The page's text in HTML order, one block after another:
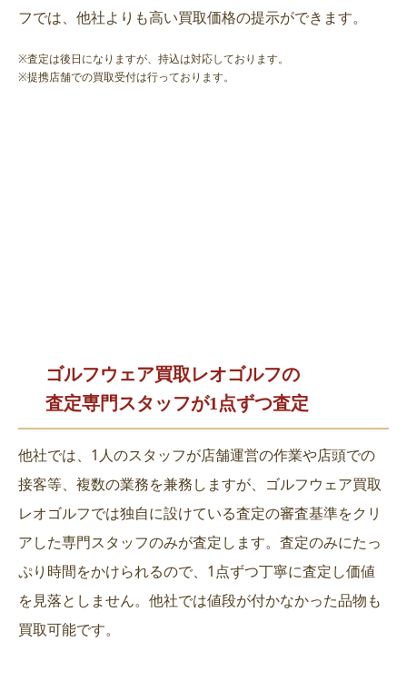
フでは、他社よりも高い買取価格の提示ができます。
※査定は後日になりますが、持込は対応しております。
※提携店舗での買取受付は行っております。
ゴルフウェア買取レオゴルフの
査定専門スタッフが1点ずつ査定
他社では、1人のスタッフが店舗運営の作業や店頭での
接客等、複数の業務を兼務しますが、ゴルフウェア買取
レオゴルフでは独自に設けている査定の審査基準をクリ
アした専門スタッフのみが査定します。査定のみにたっ
ぷり時間をかけられるので、1点ずつ丁寧に査定し価値
を見落としません。他社では値段が付かなかった品物も
買取可能です。